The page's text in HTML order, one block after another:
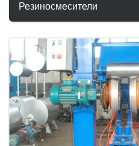
Резиносмесители